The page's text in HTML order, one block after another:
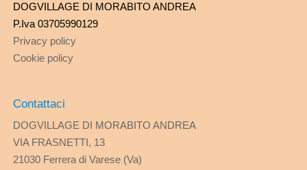
DOGVILLAGE DI MORABITO ANDREA
P.Iva 03705990129
Privacy policy
Cookie policy
Contattaci
DOGVILLAGE DI MORABITO ANDREA
VIA FRASNETTI, 13
21030 Ferrera di Varese (Va)